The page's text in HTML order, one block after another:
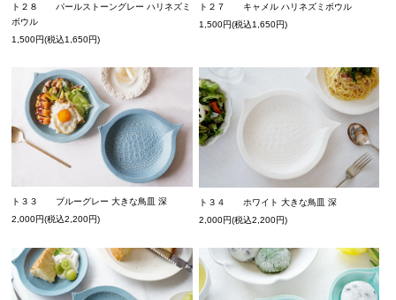
ト２８ パールストーングレー ハリネズミ
ボウル
1,500円(税込1,650円)
ト２７ キャメル ハリネズミボウル
1,500円(税込1,650円)
ト３３ ブルーグレー 大きな鳥皿 深
2,000円(税込2,200円)
ト３４ ホワイト 大きな鳥皿 深
2,000円(税込2,200円)